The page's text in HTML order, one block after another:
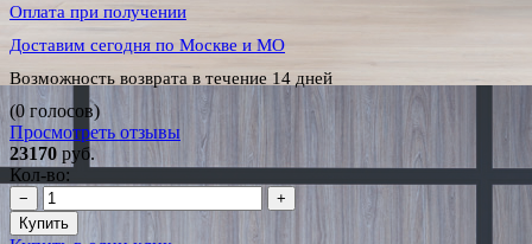
Оплата при получении
Доставим сегодня по Москве и МО
Возможность возврата в течение 14 дней
(0 голосов)
Просмотреть отзывы
23170 руб.
Кол-во:
−
+
Купить